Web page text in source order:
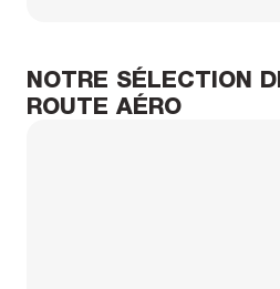
NOTRE SÉLECTION
ROUTE AÉRO